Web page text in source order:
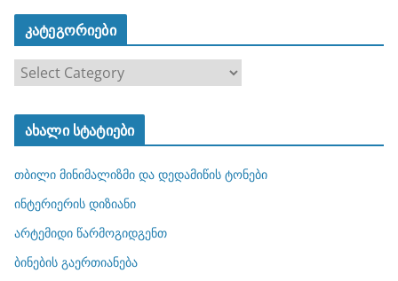
კატეგორიები
ტ
ო
რ
ბ
ახალი სტატიები
თბილი მინიმალიზმი და დედამიწის ტონები
ინტერიერის დიზიანი
არტემიდი წარმოგიდგენთ
ბინების გაერთიანება